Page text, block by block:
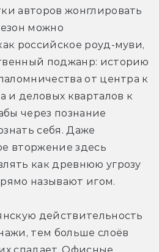
авторов жонглировать
можно
российское роуд-муви,
поджанр: историю
от центра к
и деловых кварталов к
через познание
себя. Даже
вторжение здесь
как древнюю угрозу
называют игом.
действительность
тем больше слоёв